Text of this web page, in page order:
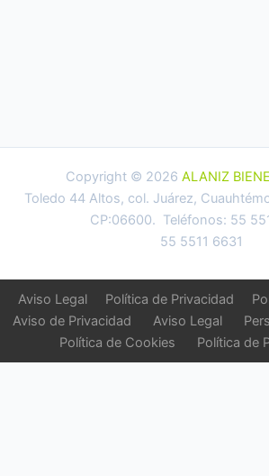
Copyright © 2026 ALANIZ
Toledo 44 Altos, col. Juárez,
CP:06600. Teléfonos: 55
55 5511 6631
Aviso Legal Política de Privacidad
Aviso de Privacidad
Aviso Legal
Política de Cookies
Política de